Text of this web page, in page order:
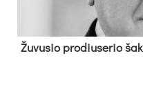
Žu­vu­sio pro­diu­se­rio